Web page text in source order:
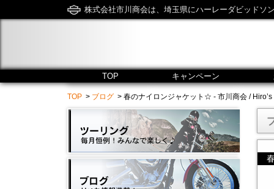
株式会社市川商会は、埼玉県にハーレーダビッドソ
TOP キャンペーン
TOP > ブログ > 春のナイロンジャケット☆ - 市川商会 /